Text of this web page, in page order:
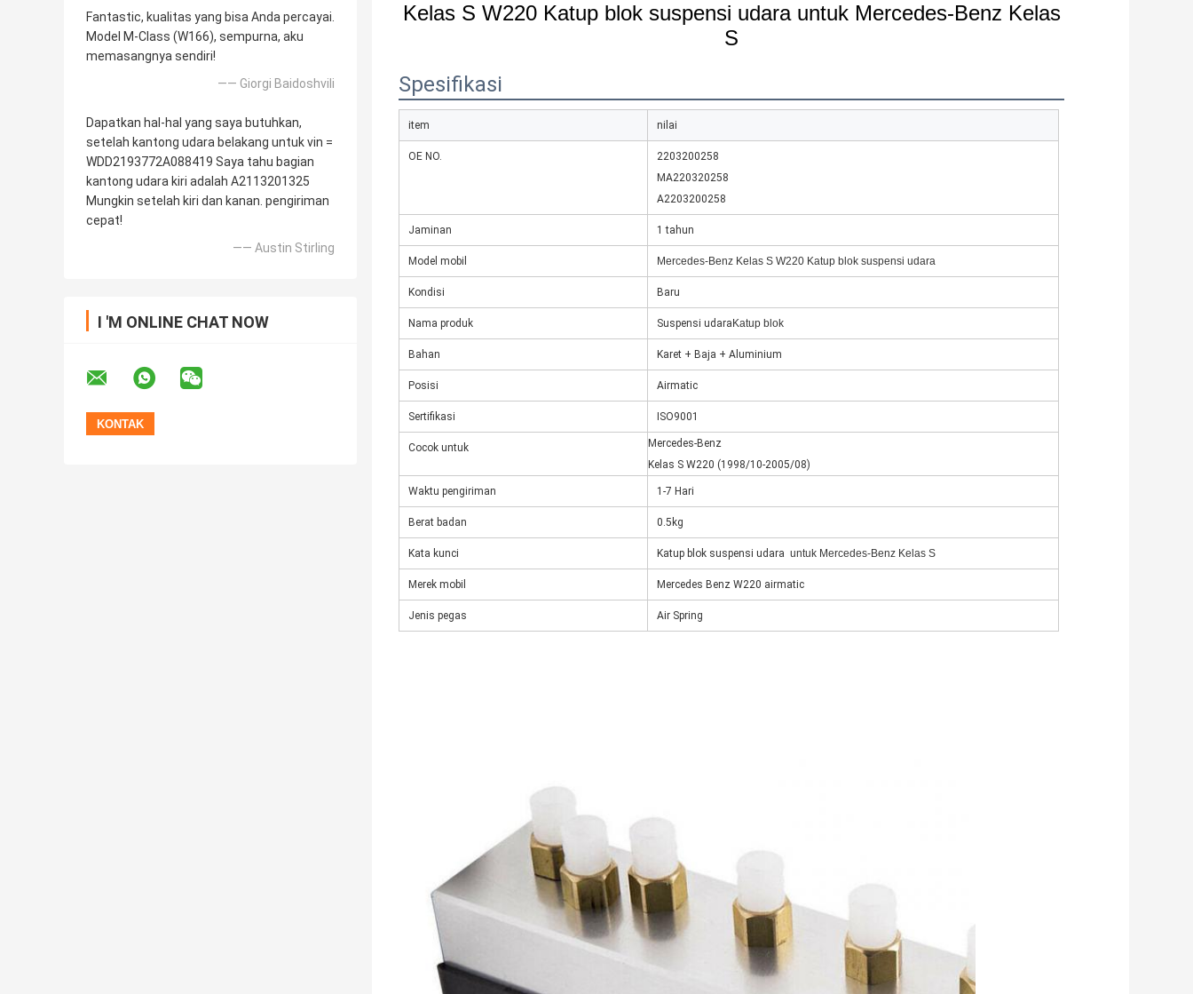
Fantastic, kualitas yang bisa Anda percayai.
Model M-Class (W166), sempurna, aku
memasangnya sendiri!
—— Giorgi Baidoshvili
Dapatkan hal-hal yang saya butuhkan,
setelah kantong udara belakang untuk vin =
WDD2193772A088419 Saya tahu bagian
kantong udara kiri adalah A2113201325
Mungkin setelah kiri dan kanan. pengiriman
cepat!
—— Austin Stirling
I 'M ONLINE CHAT NOW
Kelas S W220 Katup blok suspensi udara untuk Mercedes-Benz Kelas
S
Spesifikasi
item nilai
OE NO.
2203200258
MA220320258
A2203200258
Jaminan 1 tahun
Model mobil Mercedes-Benz Kelas S W220 Katup blok suspensi udara
Kondisi Baru
Nama produk Suspensi udara Katup blok
Bahan Karet + Baja + Aluminium
Posisi Airmatic
Sertifikasi ISO9001
Cocok untuk
Mercedes-Benz
Kelas S W220 (1998/10-2005/08)
Waktu pengiriman 1-7 Hari
Berat badan 0.5kg
Kata kunci Katup blok suspensi udara untuk Mercedes-Benz Kelas S
Merek mobil Mercedes Benz W220 airmatic
Jenis pegas Air Spring